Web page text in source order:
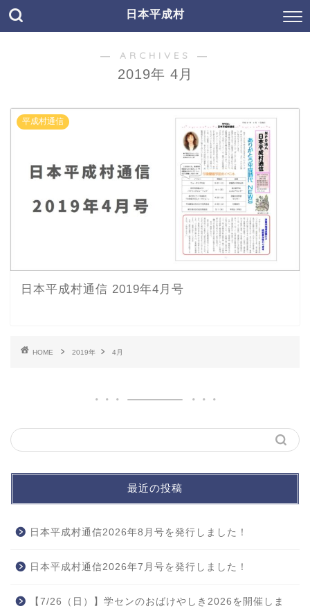
日本平成村
― ARCHIVES ―
2019年 4月
平成村通信
日本平成村通信 2019年4月号
HOME 2019年 4月
最近の投稿
日本平成村通信2026年8月号を発行しました！
日本平成村通信2026年7月号を発行しました！
【7/26（日）】学センのおばけやしき2026を開催しま